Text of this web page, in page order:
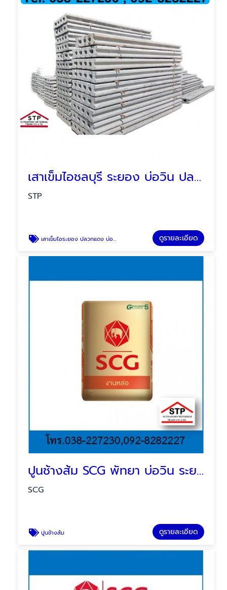
เสาเข็มไอชลบุรี ระยอง บ่อวิน ปลวกแดง
STP
เสาเข็มไอระยอง ปลวกแดง บ่อวิน ชลบุรี ดูรายละเอียด
ปูนช้างส้ม SCG พัทยา บ่อวิน ระยอง
SCG
ปูนช้างส้ม ดูรายละเอียด